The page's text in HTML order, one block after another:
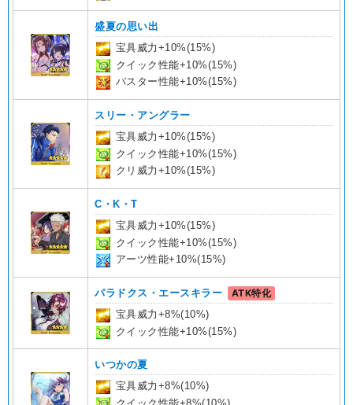
盛夏の思い出
宝具威力+10%(15%)
クイック性能+10%(15%)
バスター性能+10%(15%)
スリー・アングラー
宝具威力+10%(15%)
クイック性能+10%(15%)
クリ威力+10%(15%)
C・K・T
宝具威力+10%(15%)
クイック性能+10%(15%)
アーツ性能+10%(15%)
パラドクス・エースキラー
ATK特化
宝具威力+8%(10%)
クイック性能+10%(15%)
いつかの夏
宝具威力+8%(10%)